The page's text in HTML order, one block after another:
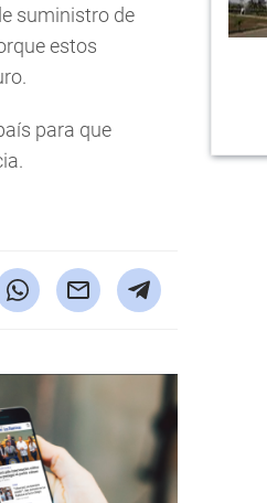
suministro de
estos
para que